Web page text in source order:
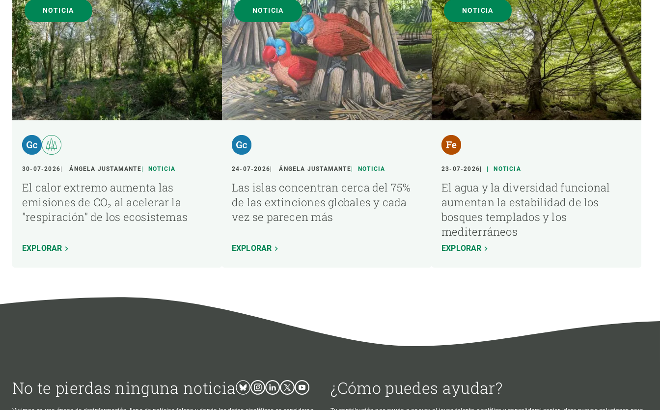
NOTICIA
30-07-2026 ÁNGELA JUSTAMANTE NOTICIA
El calor extremo aumenta las
emisiones de CO₂ al acelerar la
"respiración" de los ecosistemas
EXPLORAR
NOTICIA
24-07-2026 ÁNGELA JUSTAMANTE NOTICIA
Las islas concentran cerca del 75%
de las extinciones globales y cada
vez se parecen más
EXPLORAR
NOTICIA
23-07-2026 NOTICIA
El agua y la diversidad funcional
aumentan la estabilidad de los
bosques templados y los
mediterráneos
EXPLORAR
No te pierdas ninguna noticiaBlueskyInstagram
LinkedinTwitterYoutube ¿Cómo puedes ayudar?